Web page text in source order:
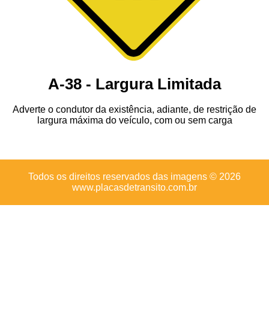
A-38 - Largura Limitada
Adverte o condutor da existência, adiante, de restrição de
largura máxima do veículo, com ou sem carga
Todos os direitos reservados das imagens © 2026
www.placasdetransito.com.br